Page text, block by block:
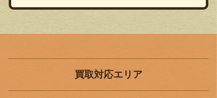
買取対応エリア